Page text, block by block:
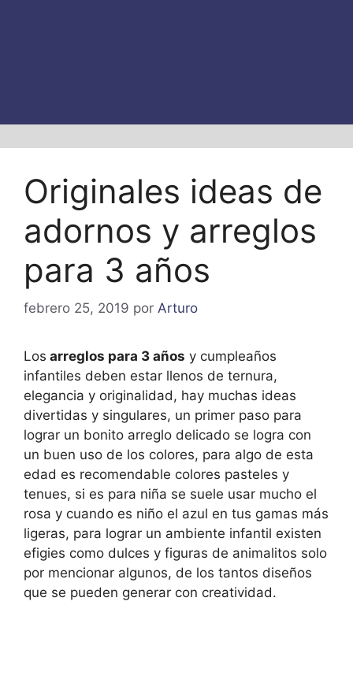
Originales ideas de
adornos y arreglos
para 3 años
febrero 25, 2019 por Arturo
Los arreglos para 3 años y cumpleaños
infantiles deben estar llenos de ternura,
elegancia y originalidad, hay muchas ideas
divertidas y singulares, un primer paso para
lograr un bonito arreglo delicado se logra con
un buen uso de los colores, para algo de esta
edad es recomendable colores pasteles y
tenues, si es para niña se suele usar mucho el
rosa y cuando es niño el azul en tus gamas más
ligeras, para lograr un ambiente infantil existen
efigies como dulces y figuras de animalitos solo
por mencionar algunos, de los tantos diseños
que se pueden generar con creatividad.